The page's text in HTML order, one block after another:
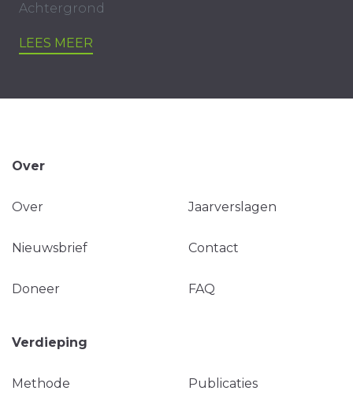
Achtergrond
LEES MEER
Over
Over Jaarverslagen
Nieuwsbrief Contact
Doneer FAQ
Verdieping
Methode Publicaties